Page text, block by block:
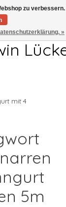
mit 4
5m
zu verbessern.
»